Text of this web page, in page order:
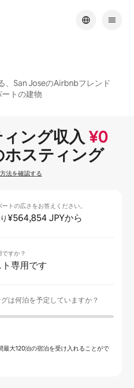
、San JoseのAirbnbフレンド
トの建物
ング収⁠入 ¥0
ス⁠テ⁠ィ⁠ン⁠グ
法を確認する
トの広さをお答えください。
¥564,854 JPYから
すか？
専用です
は何泊を予定していますか？
最大120泊の宿泊を受け入れることがで